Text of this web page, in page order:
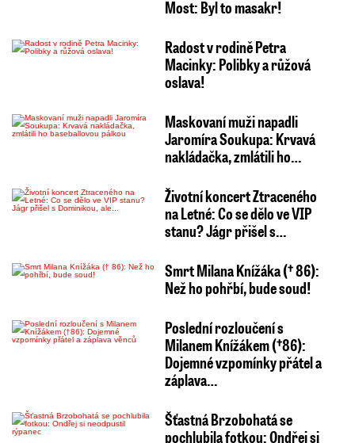
Most: Byl to masakr!
Radost v rodině Petra
Macinky: Polibky a růžová
oslava!
Maskovaní muži napadli
Jaromíra Soukupa: Krvavá
nakládačka, zmlátili ho…
Životní koncert Ztraceného
na Letné: Co se dělo ve VIP
stanu? Jágr přišel s…
Smrt Milana Knížáka († 86):
Než ho pohřbí, bude soud!
Poslední rozloučení s
Milanem Knížákem (†86):
Dojemné vzpomínky přátel a
záplava…
Šťastná Brzobohatá se
pochlubila fotkou: Ondřej si